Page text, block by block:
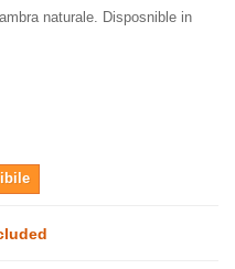
naturale. Disposnible in